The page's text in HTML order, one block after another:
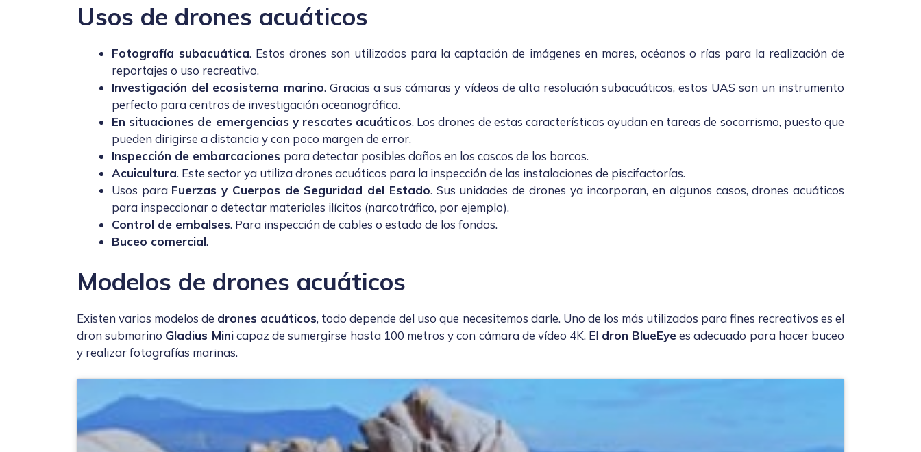
Usos de drones acuáticos
Fotografía subacuática. Estos drones son utilizados para la captación de imágenes en mares, océanos o rías para la realización de
reportajes o uso recreativo.
Investigación del ecosistema marino. Gracias a sus cámaras y vídeos de alta resolución subacuáticos, estos UAS son un instrumento
perfecto para centros de investigación oceanográfica.
En situaciones de emergencias y rescates acuáticos. Los drones de estas características ayudan en tareas de socorrismo, puesto que
pueden dirigirse a distancia y con poco margen de error.
Inspección de embarcaciones para detectar posibles daños en los cascos de los barcos.
Acuicultura. Este sector ya utiliza drones acuáticos para la inspección de las instalaciones de piscifactorías.
Usos para Fuerzas y Cuerpos de Seguridad del Estado. Sus unidades de drones ya incorporan, en algunos casos, drones acuáticos
para inspeccionar o detectar materiales ilícitos (narcotráfico, por ejemplo).
Control de embalses. Para inspección de cables o estado de los fondos.
Buceo comercial.
Modelos de drones acuáticos
Existen varios modelos de drones acuáticos, todo depende del uso que necesitemos darle. Uno de los más utilizados para fines recreativos es el
dron submarino Gladius Minicapaz de sumergirse hasta 100 metros y con cámara de vídeo 4K. El dron BlueEyees adecuado para hacer buceo
y realizar fotografías marinas.